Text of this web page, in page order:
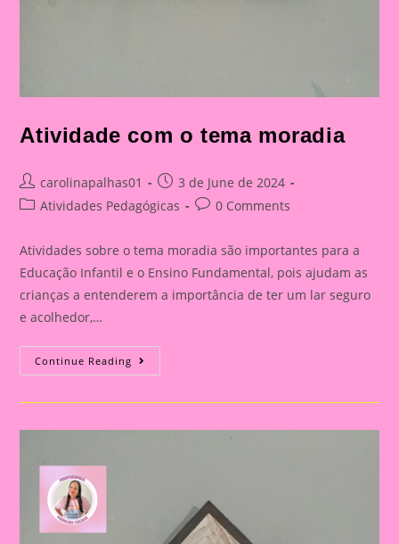
Atividade com o tema moradia
Post
author:
carolinapalhas01
Post
published:
3 de June de 2024
PostAtividades Pedagógicas
Post0 Comments
Atividades sobre o tema moradia são importantes para a
Educação Infantil e o Ensino Fundamental, pois ajudam as
crianças a entenderem a importância de ter um lar seguro
e acolhedor,…
Continue Reading Atividade
Com